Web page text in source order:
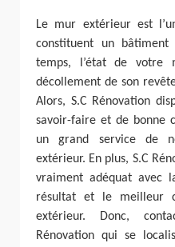
Le mur extérieur est
constituent un
temps, l’état de votre
décollement de son
Alors, S.C Rénovation
savoir-faire et de bonne
un grand service de
extérieur. En plus, S.C
vraiment adéquat avec
résultat et le meilleur
extérieur. Donc,
Rénovation qui se